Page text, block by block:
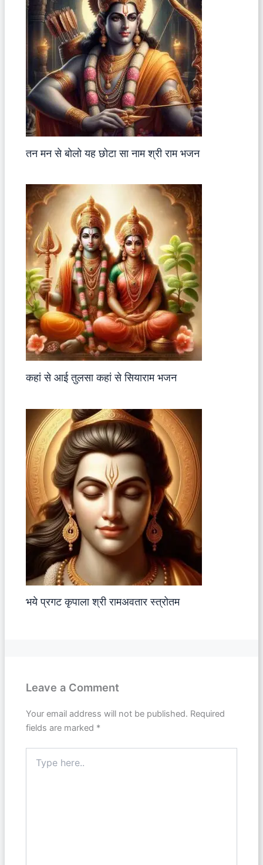
तन मन से बोलो यह छोटा सा नाम श्री राम भजन
कहां से आई तुलसा कहां से सियाराम भजन
भये प्रगट कृपाला श्री रामअवतार स्त्रोतम
Leave a Comment
Your email address will not be published. Required
fields are marked *
here..